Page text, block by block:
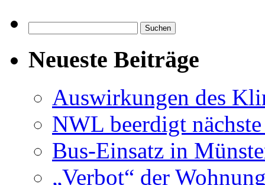
nach:
Neueste Beiträge
Auswirkungen des
NWL beerdigt
Bus-Einsatz in
„Verbot“ der